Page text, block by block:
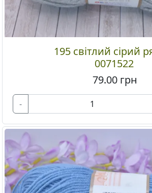
195 світлий сірий
0071522
79.00 грн
-